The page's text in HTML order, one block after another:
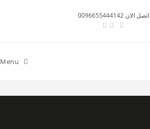
اتصل الان 0096655444142
Menu